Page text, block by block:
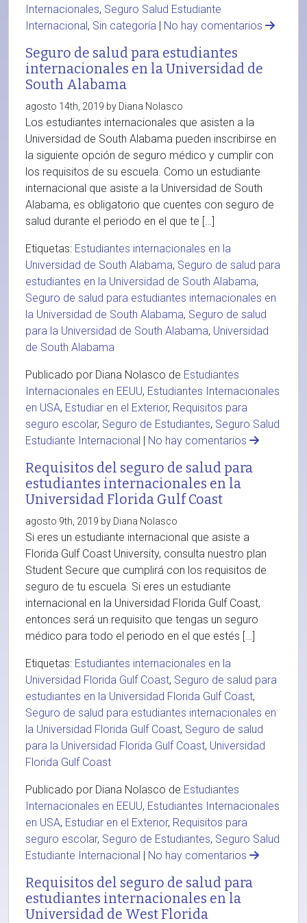
Internacionales, Seguro Salud Estudiante
Internacional, Sin categoría | No hay comentarios
Seguro de salud para estudiantes
internacionales en la Universidad de
South Alabama
agosto 14th, 2019 by Diana Nolasco
Los estudiantes internacionales que asisten a la
Universidad de South Alabama pueden inscribirse en
la siguiente opción de seguro médico y cumplir con
los requisitos de su escuela. Como un estudiante
internacional que asiste a la Universidad de South
Alabama, es obligatorio que cuentes con seguro de
salud durante el periodo en el que te […]
Etiquetas: Estudiantes internacionales en la
Universidad de South Alabama, Seguro de salud para
estudiantes en la Universidad de South Alabama,
Seguro de salud para estudiantes internacionales en
la Universidad de South Alabama, Seguro de salud
para la Universidad de South Alabama, Universidad
de South Alabama
Publicado por Diana Nolasco de Estudiantes
Internacionales en EEUU, Estudiantes Internacionales
en USA, Estudiar en el Exterior, Requisitos para
seguro escolar, Seguro de Estudiantes, Seguro Salud
Estudiante Internacional | No hay comentarios
Requisitos del seguro de salud para
estudiantes internacionales en la
Universidad Florida Gulf Coast
agosto 9th, 2019 by Diana Nolasco
Si eres un estudiante internacional que asiste a
Florida Gulf Coast University, consulta nuestro plan
Student Secure que cumplirá con los requisitos de
seguro de tu escuela. Si eres un estudiante
internacional en la Universidad Florida Gulf Coast,
entonces será un requisito que tengas un seguro
médico para todo el periodo en el que estés […]
Etiquetas: Estudiantes internacionales en la
Universidad Florida Gulf Coast, Seguro de salud para
estudiantes en la Universidad Florida Gulf Coast,
Seguro de salud para estudiantes internacionales en
la Universidad Florida Gulf Coast, Seguro de salud
para la Universidad Florida Gulf Coast, Universidad
Florida Gulf Coast
Publicado por Diana Nolasco de Estudiantes
Internacionales en EEUU, Estudiantes Internacionales
en USA, Estudiar en el Exterior, Requisitos para
seguro escolar, Seguro de Estudiantes, Seguro Salud
Estudiante Internacional | No hay comentarios
Requisitos del seguro de salud para
estudiantes internacionales en la
Universidad de West Florida